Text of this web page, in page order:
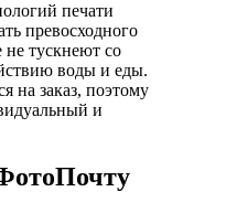
печати
превосходного
не тускнеют со
воды и еды.
на заказ, поэтому
и